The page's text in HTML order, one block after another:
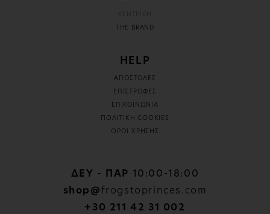
THE BRAND
HELP
ΑΠΟΣΤΟΛΕΣ
ΕΠΙΣΤΡΟΦΕΣ
ΕΠΙΚΟΙΝΩΝΙΑ
ΠΟΛΙΤΙΚΗ COOKIES
ΟΡΟΙ ΧΡΗΣΗΣ
ΔΕΥ - ΠΑΡ 10:00-18:00
shop@ frogstoprinces.com
+30 211 42 31 002